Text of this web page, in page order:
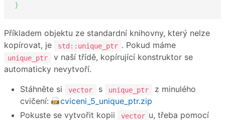
}
Příkladem objektu ze standardní knihovny, který nelze
kopírovat, je
std::unique_ptr . Pokud máme
unique_ptr
v naší třídě, kopírující konstruktor se
automaticky nevytvoří.
Stáhněte si
vector s unique_ptr
z minulého
cvičení:
cviceni_5_unique_ptr.zip
Pokuste se vytvořit kopii
vector u, třeba pomocí